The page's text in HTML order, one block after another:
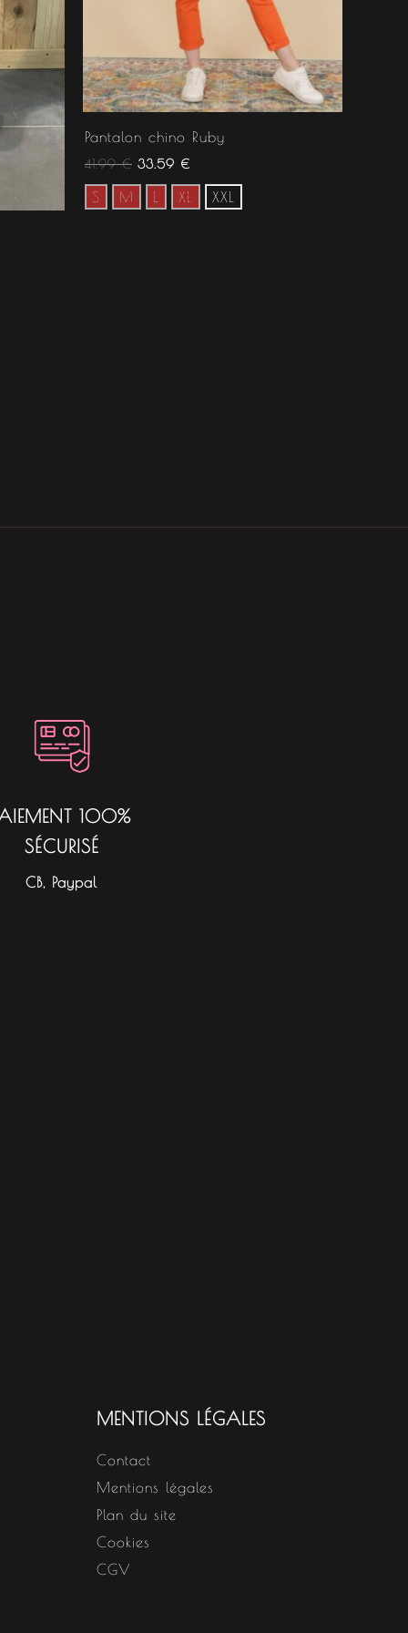
Pantalon chino Ruby
41.99€ 33.59 €
S M L XL XXL
100%
SÉCURISÉ
CB, Paypal
MENTIONS LÉGALES
Contact
Mentions légales
Plan du site
Cookies
CGV